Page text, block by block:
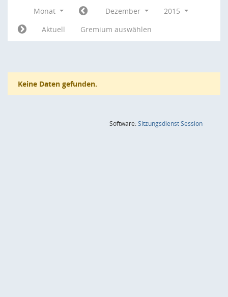
Monat Dezember
2015
Aktuell
Gremium auswählen
Keine Daten gefunden.
Software:SitzungsdienstSession(Wird in